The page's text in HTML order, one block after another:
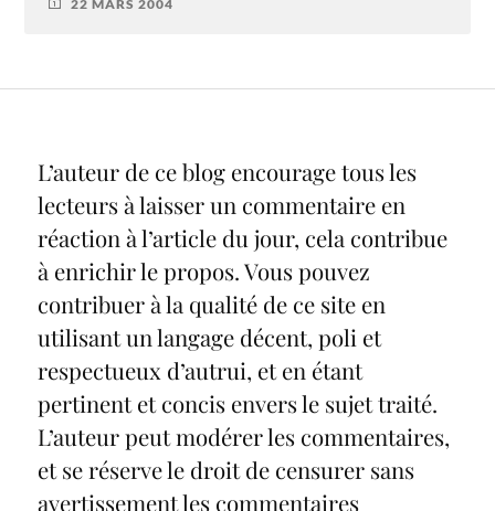
22 MARS 2004
L’auteur de ce blog encourage tous les
lecteurs à laisser un commentaire en
réaction à l’article du jour, cela contribue
à enrichir le propos. Vous pouvez
contribuer à la qualité de ce site en
utilisant un langage décent, poli et
respectueux d’autrui, et en étant
pertinent et concis envers le sujet traité.
L’auteur peut modérer les commentaires,
et se réserve le droit de censurer sans
avertissement les commentaires